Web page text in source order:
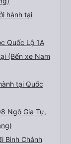
hành tại
Quốc Lộ 1A
(Bến xe Nam
tại Quốc
Ngô Gia Tự,
Bình Chánh